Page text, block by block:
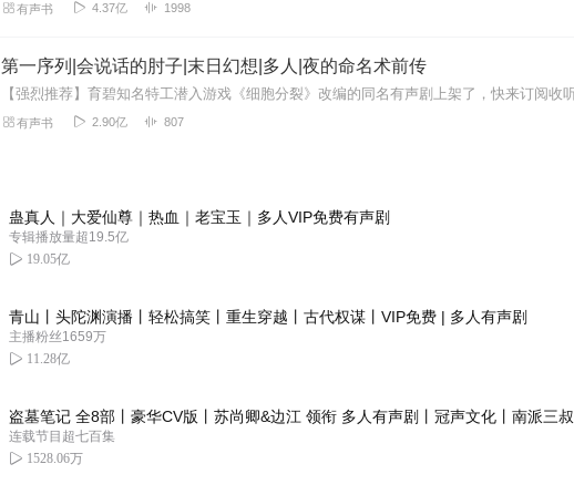
有声书 4.37亿 1998
第一序列|会说话的肘子|末日幻想|多人|夜的命名术前传
有声书 2.90亿 807
蛊真人｜大爱仙尊｜热血｜老宝玉｜多人VIP免费有声剧
专辑播放量超19.5亿
19.05亿
青山丨头陀渊演播丨轻松搞笑丨重生穿越丨古代权谋丨VIP免费 | 多人有声剧
主播粉丝1659万
11.28亿
盗墓笔记 全8部丨豪华CV版丨苏尚卿&边江 领衔 多人有声剧丨冠声文化丨南派三叔
连载节目超七百集
1528.06万